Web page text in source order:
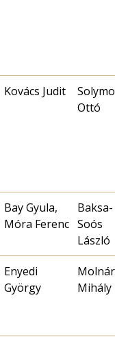
Kovács Judit
Ottó
Bay Gyula,
Móra Ferenc
Baksa-
Soós
László
Enyedi
György
Molnár
Mihály